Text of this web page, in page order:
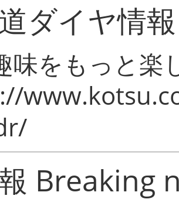
ダイヤ情
味をもっと楽
Breaking